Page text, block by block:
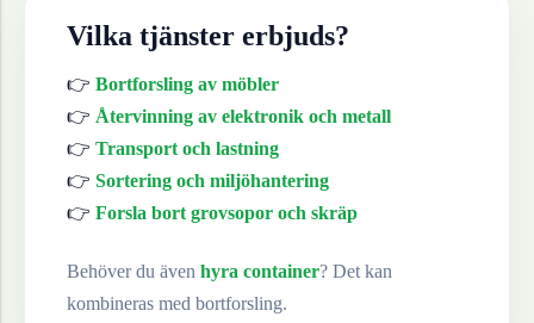
Vilka tjänster erbjuds?
👉 Bortforsling av möbler
👉 Återvinning av elektronik och metall
👉 Transport och lastning
👉 Sortering och miljöhantering
👉 Forsla bort grovsopor och skräp
Behöver du även hyra container? Det kan
kombineras med bortforsling.